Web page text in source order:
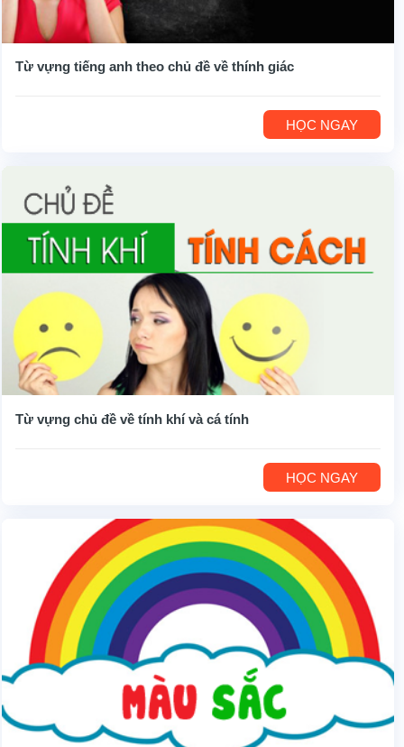
Từ vựng tiếng anh theo chủ đề về thính giác
HỌC NGAY
Từ vựng chủ đề về tính khí và cá tính
HỌC NGAY